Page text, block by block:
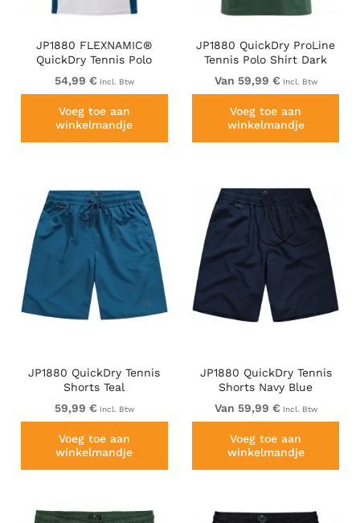
JP1880 FLEXNAMIC®
QuickDry Tennis Polo
Black-White-Blue
54,99 € Incl. Btw
Voeg toe aan
winkelmandje
JP1880 QuickDry ProLine
Tennis Polo Shirt Dark
Green
Van 59,99 € Incl. Btw
Voeg toe aan
winkelmandje
JP1880 QuickDry Tennis
Shorts Teal
59,99 € Incl. Btw
Voeg toe aan
winkelmandje
JP1880 QuickDry Tennis
Shorts Navy Blue
Van 59,99 € Incl. Btw
Voeg toe aan
winkelmandje